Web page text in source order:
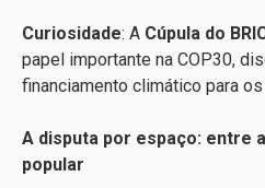
Curiosidade: A Cúpula do
papel importante na COP30,
financiamento climático para
A disputa por espaço: entre
popular